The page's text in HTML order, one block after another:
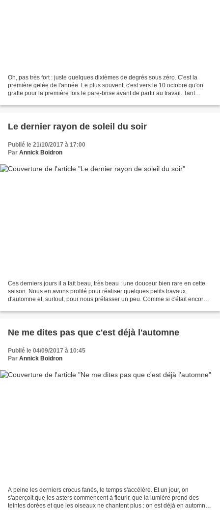
Oh, pas très fort : juste quelques dixièmes de degrés sous zéro. C'est la
première gelée de l'année. Le plus souvent, c'est vers le 10 octobre qu'on
gratte pour la première fois le pare-brise avant de partir au travail. Tant
Le dernier rayon de soleil du soir
Publié le 21/10/2017 à 17:00
Par Annick Boidron
Ces derniers jours il a fait beau, très beau : une douceur bien rare en cette
saison. Nous en avons profité pour réaliser quelques petits travaux
d'automne et, surtout, pour nous prélasser un peu. Comme si c'était encore
Ne me dites pas que c'est déjà l'automne
Publié le 04/09/2017 à 10:45
Par Annick Boidron
A peine les derniers crocus fanés, le temps s'accélère. Et un jour, on
s'aperçoit que les asters commencent à fleurir, que la lumière prend des
teintes dorées et que les oiseaux ne chantent plus : on est déjà en automne !